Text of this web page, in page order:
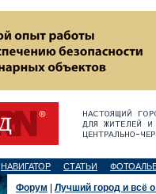
НАВИГАТОР СТАТЬИ
Форум Лучший город и всё